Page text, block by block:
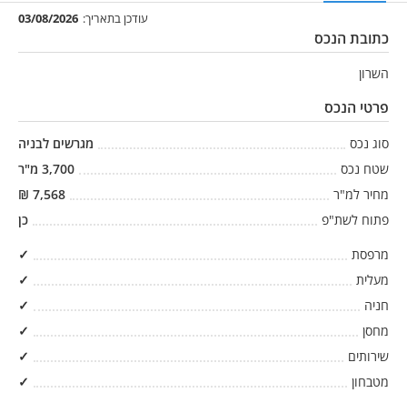
עודכן בתאריך: 03/08/2026
כתובת הנכס
השרון
פרטי הנכס
סוג נכס
מגרשים לבניה
שטח נכס
3,700 מ"ר
מחיר למ"ר
7,568
₪
פתוח לשת"פ
כן
מרפסת
✓
מעלית
✓
חניה
✓
מחסן
✓
שירותים
✓
מטבחון
✓